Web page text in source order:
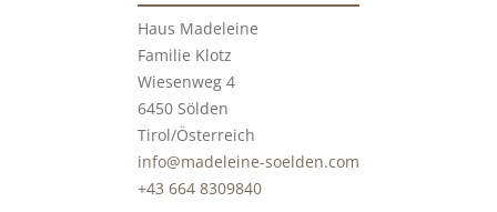
Haus Madeleine
Familie Klotz
Wiesenweg 4
6450 Sölden
Tirol/Österreich
info@madeleine-soelden.com
+43 664 8309840